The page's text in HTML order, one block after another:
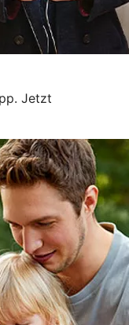
Jetzt